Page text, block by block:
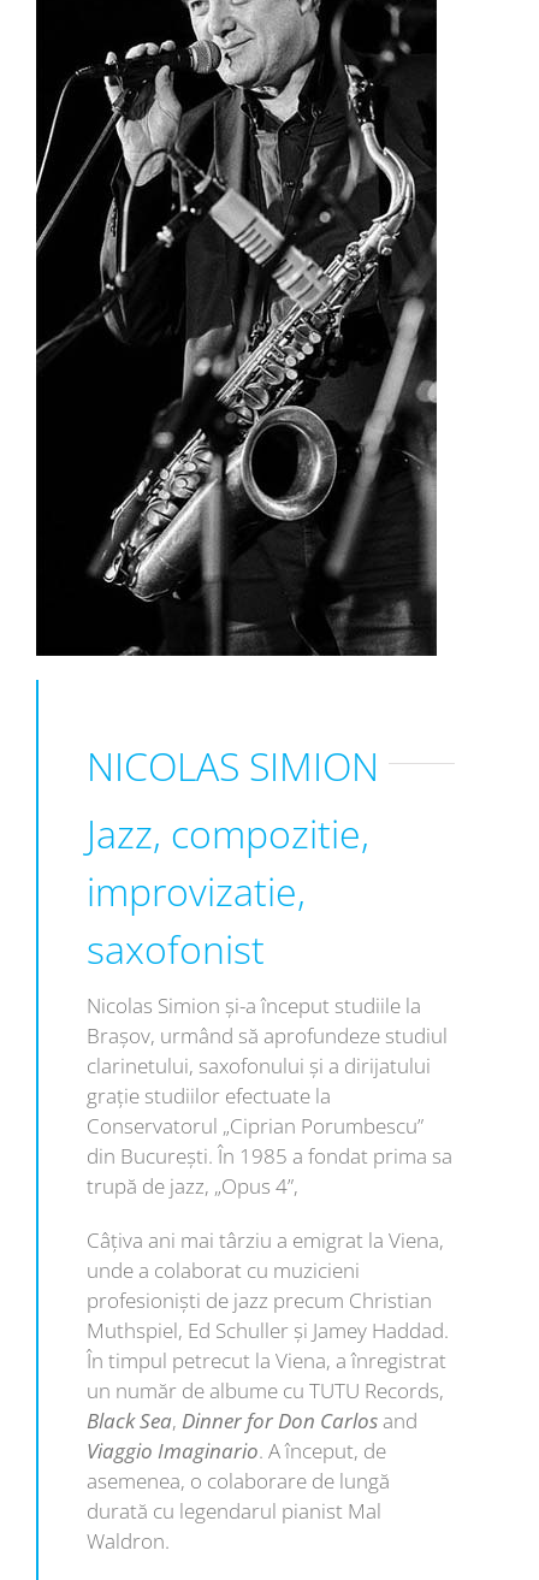
NICOLAS SIMION
Jazz, compozitie,
improvizatie,
saxofonist
Nicolas Simion și-a început studiile la
Brașov, urmând să aprofundeze studiul
clarinetului, saxofonului și a dirijatului
grație studiilor efectuate la
Conservatorul „Ciprian Porumbescu”
din București. În 1985 a fondat prima sa
trupă de jazz, „Opus 4”,
Câțiva ani mai târziu a emigrat la Viena,
unde a colaborat cu muzicieni
profesioniști de jazz precum Christian
Muthspiel, Ed Schuller și Jamey Haddad.
În timpul petrecut la Viena, a înregistrat
un număr de albume cu TUTU Records,
Black Sea, Dinner for Don Carlos and
Viaggio Imaginario. A început, de
asemenea, o colaborare de lungă
durată cu legendarul pianist Mal
Waldron.